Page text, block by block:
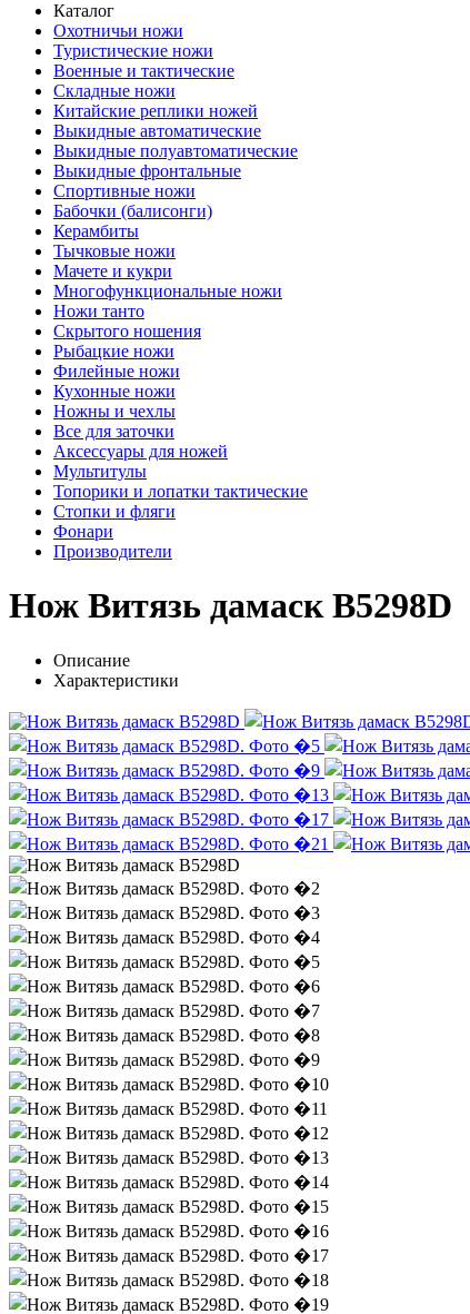
Каталог
Охотничьи ножи
Туристические ножи
Военные и тактические
Складные ножи
Китайские реплики ножей
Выкидные автоматические
Выкидные полуавтоматические
Выкидные фронтальные
Спортивные ножи
Бабочки (балисонги)
Керамбиты
Тычковые ножи
Мачете и кукри
Многофункциональные ножи
Ножи танто
Скрытого ношения
Рыбацкие ножи
Филейные ножи
Кухонные ножи
Ножны и чехлы
Все для заточки
Аксессуары для ножей
Мультитулы
Топорики и лопатки тактические
Стопки и фляги
Фонари
Производители
Нож Витязь дамаск B5298D
Описание
Характеристики